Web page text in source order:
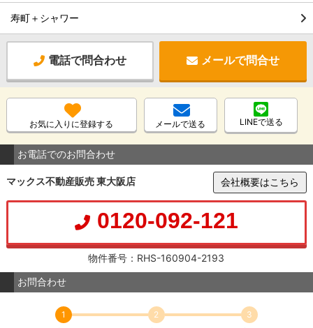
寿町＋シャワー
電話で問合わせ メールで問合せ
お気に入りに登録する メールで送る LINEで送る
お電話でのお問合わせ
マックス不動産販売 東大阪店 会社概要はこちら
0120-092-121
物件番号：RHS-160904-2193
お問合わせ
1
2
3